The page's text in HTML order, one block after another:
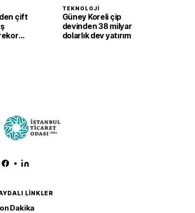
çift
TEKNOLOJI
Güney Koreli çip
devinden 38 milyar
dolarlık dev yatırım
•
LINKLER
Dakika